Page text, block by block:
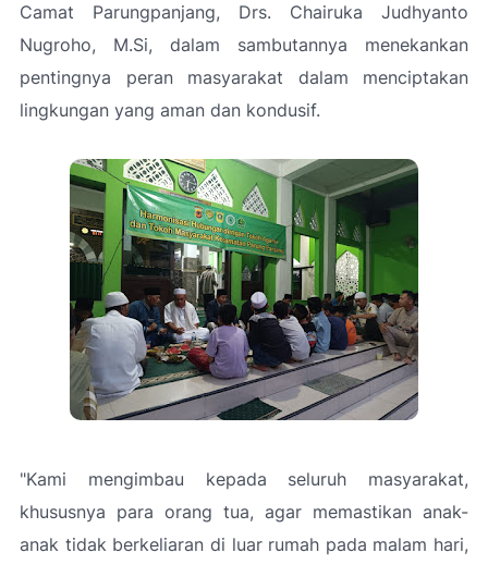
Camat Parungpanjang, Drs. Chairuka Judhyanto
Nugroho, M.Si, dalam sambutannya menekankan
pentingnya peran masyarakat dalam menciptakan
lingkungan yang aman dan kondusif.
"Kami mengimbau kepada seluruh masyarakat,
khususnya para orang tua, agar memastikan anak-
anak tidak berkeliaran di luar rumah pada malam hari,